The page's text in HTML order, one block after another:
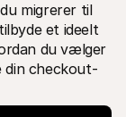
Læs
migrerer til
et ideelt
du vælger
din checkout-